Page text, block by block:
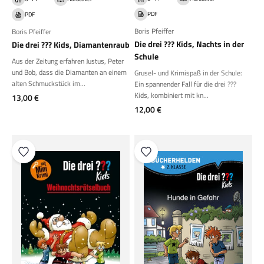
PDF
Boris Pfeiffer
Die drei ??? Kids, Diamantenraub
Aus der Zeitung erfahren Justus, Peter
und Bob, dass die Diamanten an einem
alten Schmuckstück im...
Angebot
13,00 €
PDF
Boris Pfeiffer
Die drei ??? Kids, Nachts in der
Schule
Grusel- und Krimispaß in der Schule:
Ein spannender Fall für die drei ???
Kids, kombiniert mit kn...
Angebot
12,00 €